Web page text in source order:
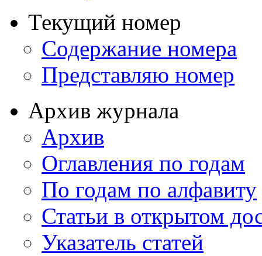
Текущий номер
Содержание номера
Представляю номер
Архив журнала
Архив
Оглавления по годам
По годам по алфавиту
Статьи в открытом
Указатель статей